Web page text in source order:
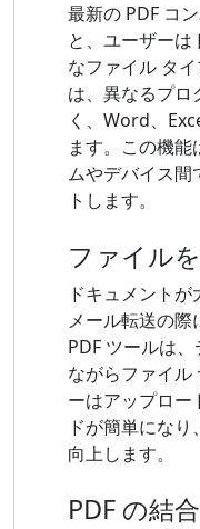
最新の PDF コ
と、ユーザー
なファイル タ
は、異なるプロ
く、Word、
ます。この機
ムやデバイス間
トします。
ファイル
ドキュメント
メール転送の
PDF ツールは
ながらファイル
ーはアップロー
ドが簡単にな
向上します。
PDF の結